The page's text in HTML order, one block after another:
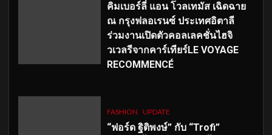
คิมเบอร์ลี่ แอน โวลเทมัส เฉิดฉาย
ณ กรุงฟลอเรนซ์ ประเทศอิตาลี
ร่วมงานเปิดตัวคอลเลคชั่นไฮจิ
วเวลรีจากคาร์เทียร์LE VOYAGE
RECOMMENCÉ
FASHION UPDATE
“ฟอร์ด ฐิติพงษ์” กับ “Trofi”